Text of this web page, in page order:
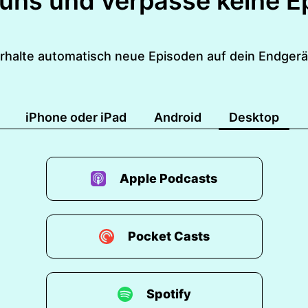
automatisch neue Episoden auf dein
iPhone oder iPad Android Desktop
Apple Podcasts
Pocket Casts
Spotify